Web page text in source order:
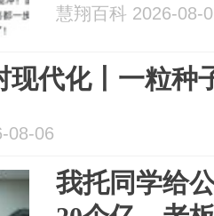
慧翔百科 2026-08-
现代化丨一粒种
08-06
我托同学给